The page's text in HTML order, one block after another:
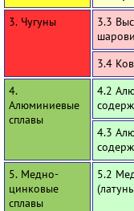
3. Чугуны
3.3
3.4
4.
Алюминиевые
сплавы
4.2
4.3
5. Медно-
цинковые
сплавы
5.2